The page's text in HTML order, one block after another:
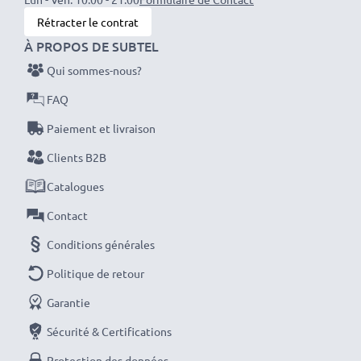
Rétracter le contrat
À PROPOS DE SUBTEL
Qui sommes-nous?
FAQ
Paiement et livraison
Clients B2B
Catalogues
Contact
Conditions générales
Politique de retour
Garantie
Sécurité & Certifications